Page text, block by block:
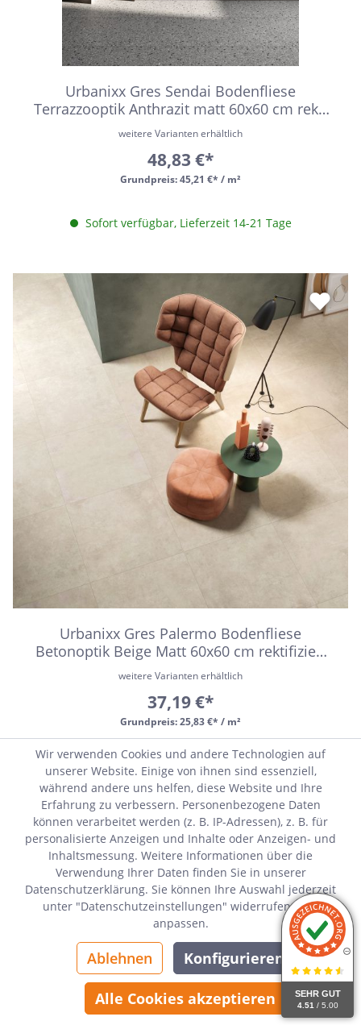
SEHR GUT
4.51 / 5.00
Urbanixx Gres Sendai Bodenfliese
Terrazzooptik Anthrazit matt 60x60 cm rekt.
R10
Grundpreis:45,21 €* / m²
weitere Varianten erhältlich
48,83 €*
Sofort verfügbar, Lieferzeit 14-21 Tage
Urbanixx Gres Palermo Bodenfliese
Betonoptik Beige Matt 60x60 cm rektifiziert
R10B
Grundpreis:25,83 €* / m²
weitere Varianten erhältlich
37,19 €*
Sofort verfügbar, Lieferzeit 7-14 Tage
Wir verwenden Cookies und andere Technologien auf
unserer Website. Einige von ihnen sind essenziell,
während andere uns helfen, diese Website und Ihre
Erfahrung zu verbessern. Personenbezogene Daten
können verarbeitet werden (z. B. IP-Adressen), z. B. für
personalisierte Anzeigen und Inhalte oder Anzeigen- und
Inhaltsmessung. Weitere Informationen über die
Verwendung Ihrer Daten finden Sie in unserer
Datenschutzerklärung. Sie können Ihre Auswahl jederzeit
unter "Datenschutzeinstellungen" widerrufen oder
anpassen.
Ablehnen Konfigurieren
Alle Cookies akzeptieren